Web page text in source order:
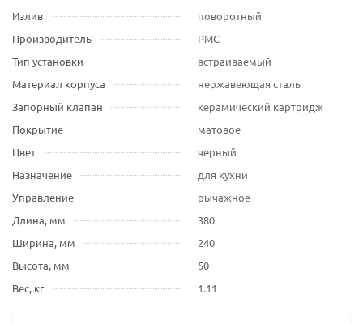
Излив
поворотный
Производитель
РМС
Тип установки
встраиваемый
Материал корпуса
нержавеющая сталь
Запорный клапан
керамический картридж
Покрытие
матовое
Цвет
черный
Назначение
для кухни
Управление
рычажное
Длина, мм
380
Ширина, мм
240
Высота, мм
50
Вес, кг
1.11